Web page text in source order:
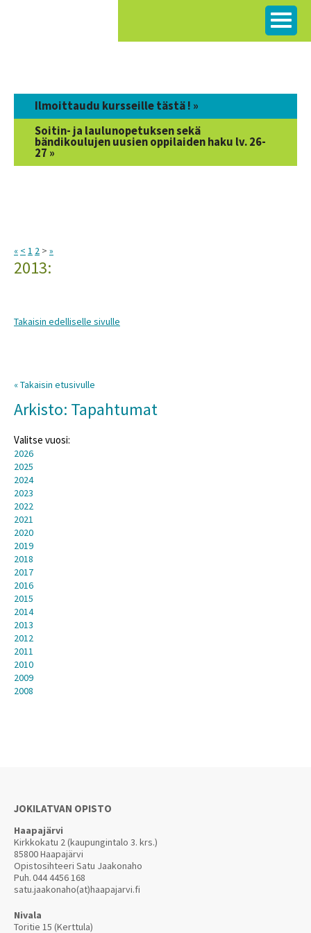
Ilmoittaudu kursseille tästä ! »
Soitin- ja laulunopetuksen sekä
bändikoulujen uusien oppilaiden haku lv. 26-
27 »
« < 1 2 > »
2013:
Takaisin edelliselle sivulle
« Takaisin etusivulle
Arkisto: Tapahtumat
Valitse vuosi:
2026
2025
2024
2023
2022
2021
2020
2019
2018
2017
2016
2015
2014
2013
2012
2011
2010
2009
2008
JOKILATVAN OPISTO
Haapajärvi
Kirkkokatu 2 (kaupungintalo 3. krs.)
85800 Haapajärvi
Opistosihteeri Satu Jaakonaho
Puh.044 4456 168
satu.jaakonaho(at)haapajarvi.fi
Nivala
Toritie 15 (Kerttula)